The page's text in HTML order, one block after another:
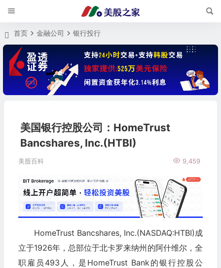
首页 金融公司 银行投行
美国银行控股公司：HomeTrust
Bancshares, Inc.(HTBI)
美股百科 9,459
HomeTrust Bancshares, Inc.(NASDAQ:HTBI)成
立于1926年，总部位于北卡罗来纳州的阿什维尔，全
职雇员493人，是HomeTrust Bank的银行控股公